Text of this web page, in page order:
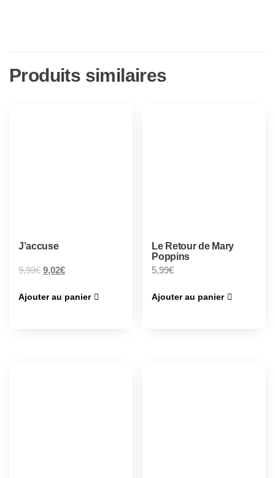
Produits similaires
J’accuse
9,99€ 9,02€
Ajouter au panier
Le Retour de Mary
Poppins
5,99€
Ajouter au panier